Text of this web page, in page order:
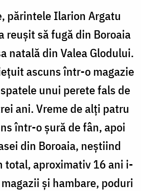
părintele Ilarion Argatu
reușit să fugă din Boroaia
natală din Valea Glodului.
ascuns într-o magazie
unui perete fals de
ani. Vreme de alți patru
într-o șură de fân, apoi
din Boroaia, neștiind
total, aproximativ 16 ani i-
și hambare, poduri